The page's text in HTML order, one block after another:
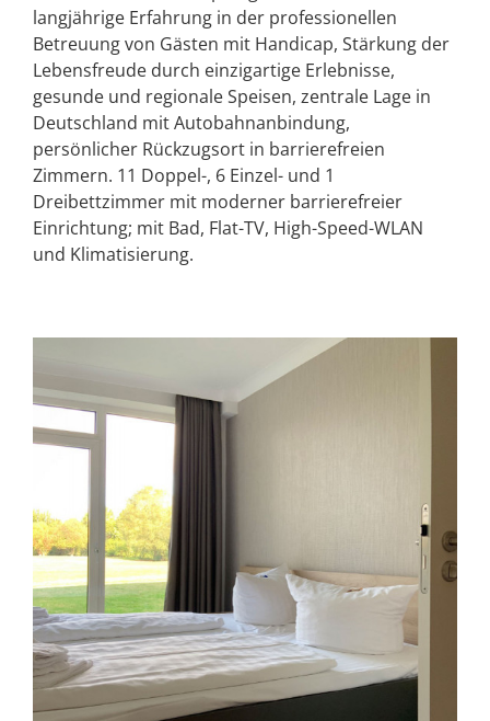
langjährige Erfahrung in der professionellen
Betreuung von Gästen mit Handicap, Stärkung der
Lebensfreude durch einzigartige Erlebnisse,
gesunde und regionale Speisen, zentrale Lage in
Deutschland mit Autobahnanbindung,
persönlicher Rückzugsort in barrierefreien
Zimmern. 11 Doppel-, 6 Einzel- und 1
Dreibettzimmer mit moderner barrierefreier
Einrichtung; mit Bad, Flat-TV, High-Speed-WLAN
und Klimatisierung.